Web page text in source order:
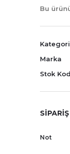
Bu
Kategori
Marka
Stok
Not